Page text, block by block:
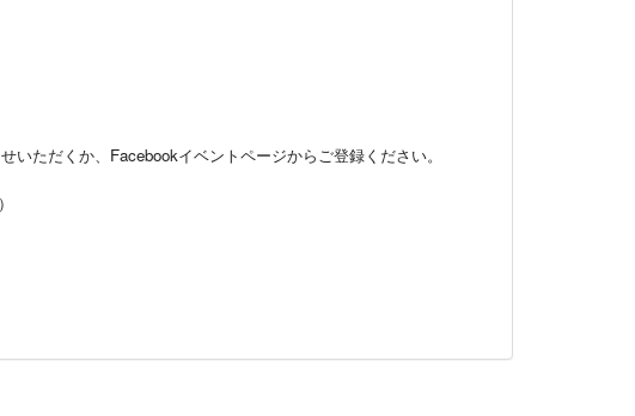
ただくか、Facebookイベントページからご登録ください。